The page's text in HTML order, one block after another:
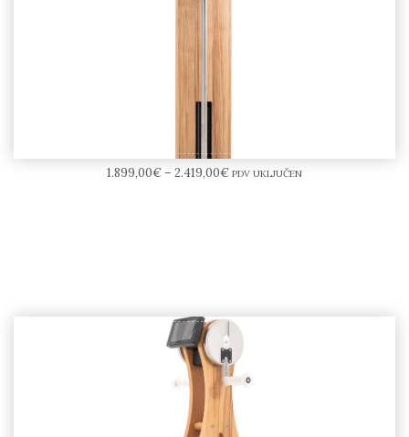
NOHrD SlimBeam
1.899,00€– 2.419,00€ PDV UKLJUČEN